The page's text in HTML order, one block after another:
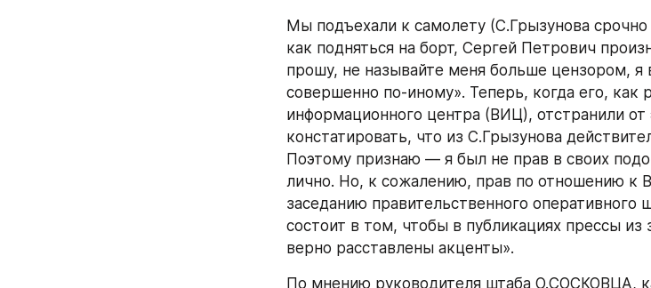
Мы подъехали к самолету (С.Грызунова
как подняться на борт, Сергей Петрович
прошу, не называйте меня больше цензором, я
совершенно по-иному». Теперь, когда его, как
информационного центра (ВИЦ), отстранили
констатировать, что из С.Грызунова
Поэтому признаю — я был не прав в своих
лично. Но, к сожалению, прав по отношению к
заседанию правительственного оперативного
состоит в том, чтобы в публикациях прессы из
верно расставлены акценты».
По мнению руководителя штаба О.СОСКОВЦА,